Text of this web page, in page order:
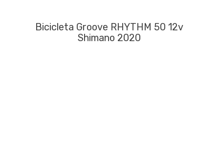
Bicicleta Groove RHYTHM 50 12v
Shimano 2020